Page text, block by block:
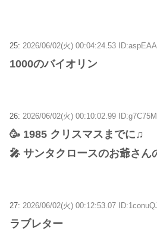
25: 2026/06/02(火) 00:04:24.53
1000のバイオリン
26: 2026/06/02(火) 00:10:02.99
🥳 1985 クリスマスまでに♫
🎤 サンタクロースのお爺さん
27: 2026/06/02(火) 00:12:53.07
ラブレター